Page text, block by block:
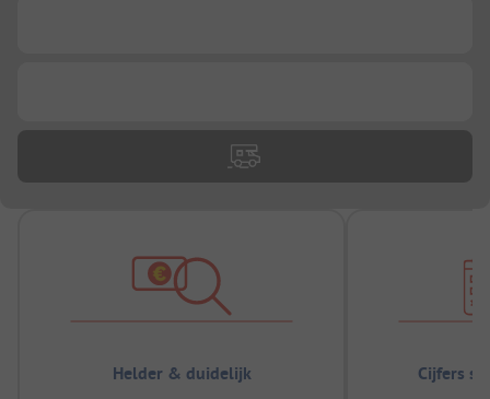
Helder & duidelijk Cijfers